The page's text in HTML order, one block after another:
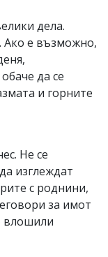
дела.
Ако е възможно,
да се
и горните
Не се
изглеждат
с роднини,
за имот
влошили